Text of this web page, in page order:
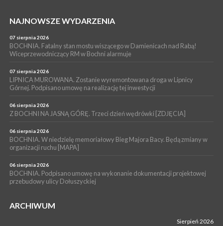
05 sierpnia 2026
WYDARZENIA
04 sierpnia 2026
zabrał dziecko do szpitala w Krakowie
NAJNOWSZE WYDARZENIA
07 sierpnia 2026
BOCHNIA. Fatalny stan mostu wiszącego w Damienicach nad Rabą!
Wiceprzewodniczący RM w Bochni alarmuje
07 sierpnia 2026
LIPNICA MUROWANA. Zostanie wyremontowana droga w Lipnicy
Górnej. Podpisano umowę na realizację tej inwestycji
06 sierpnia 2026
Z BOCHNI NA JASNĄ GÓRĘ. Trzeci dzień wędrówki [ZDJĘCIA]
06 sierpnia 2026
BOCHNIA. W niedzielę memoriałowy Bieg Majora Bacy. Będą zmiany w
organizacji ruchu [MAPA]
06 sierpnia 2026
BOCHNIA. Podpisano umowę na wykonanie dokumentacji projektowej
przebudowy ulicy Dołuszyckiej
ARCHIWUM
Sierpień 2026